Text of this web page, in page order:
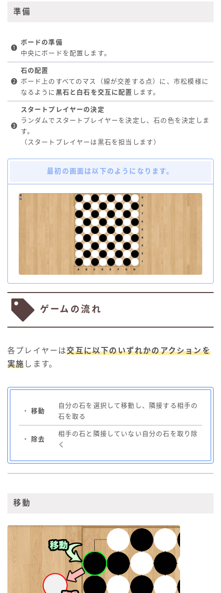
準備
❶
ボードの準備
中央にボードを配置します。
❷
石の配置
ボード上のすべてのマス（線が交差する点）に、市松模様に
なるように 黒石と白石を交互に配置 します。
❸
スタートプレイヤーの決定
ランダムでスタートプレイヤーを決定し、石の色を決定しま
す。
（スタートプレイヤーは黒石を担当します）
最初の画面は以下のようになります。
ゲームの流れ
各プレイヤーは交互に以下のいずれかのアクションを
実施 します。
・ 移動
自分の石を選択して移動し、隣接する相手の
石を取る
・ 除去
相手の石と隣接していない自分の石を取り除
く
移動